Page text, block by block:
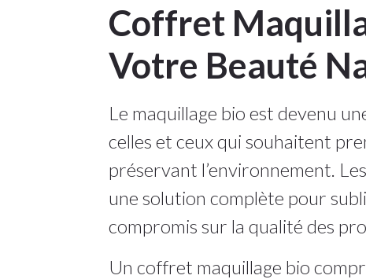
Coffret
Votre Beauté
Le maquillage bio est devenu
celles et ceux qui souhaitent
préservant l’environnement.
une solution complète pour
compromis sur la qualité des
Un coffret maquillage bio